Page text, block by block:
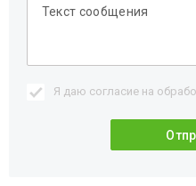
Я даю согласие на